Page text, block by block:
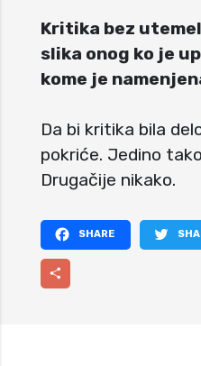
Kritika bez
slika onog ko je
kome je
Da bi kritika bila
pokriće. Jedino
Drugačije nikako.
Facebook